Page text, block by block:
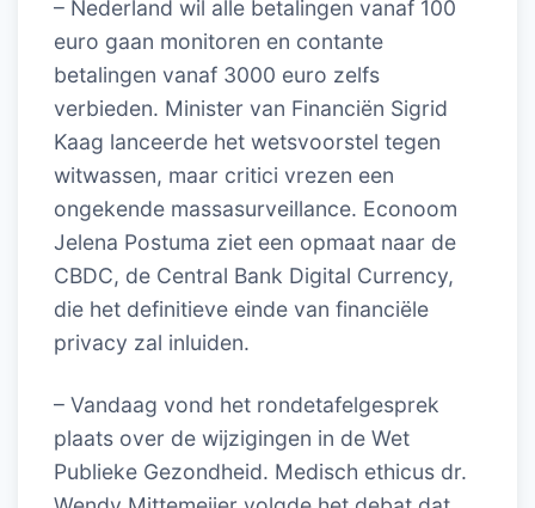
– Nederland wil alle betalingen vanaf 100
euro gaan monitoren en contante
betalingen vanaf 3000 euro zelfs
verbieden. Minister van Financiën Sigrid
Kaag lanceerde het wetsvoorstel tegen
witwassen, maar critici vrezen een
ongekende massasurveillance. Econoom
Jelena Postuma ziet een opmaat naar de
CBDC, de Central Bank Digital Currency,
die het definitieve einde van financiële
privacy zal inluiden.
– Vandaag vond het rondetafelgesprek
plaats over de wijzigingen in de Wet
Publieke Gezondheid. Medisch ethicus dr.